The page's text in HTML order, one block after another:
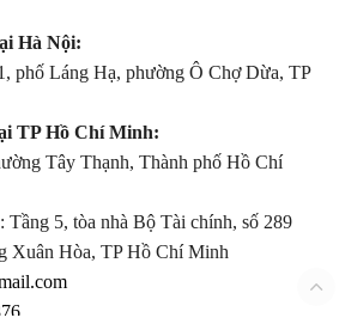
Hà Nội:
phố Láng Hạ, phường Ô Chợ Dừa, TP
TP Hồ Chí Minh:
Tây Thạnh, Thành phố Hồ Chí
5, tòa nhà Bộ Tài chính, số 289
Xuân Hòa, TP Hồ Chí Minh